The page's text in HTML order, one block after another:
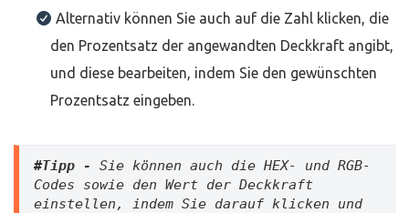
Alternativ können Sie auch auf die Zahl klicken, die
den Prozentsatz der angewandten Deckkraft angibt,
und diese bearbeiten, indem Sie den gewünschten
Prozentsatz eingeben.
#Tipp -
Sie können auch die HEX- und RGB-
Codes sowie den Wert der Deckkraft
einstellen, indem Sie darauf klicken und